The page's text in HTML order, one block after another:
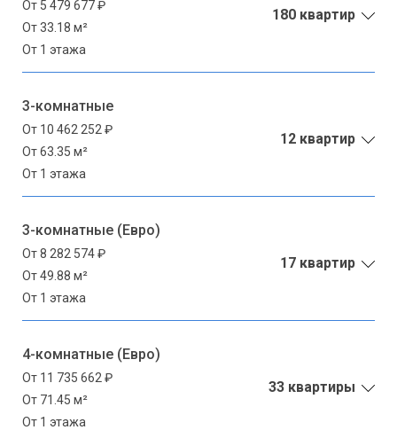
От 5 479 677 ₽
От 33.18 м²
От 1 этажа
180 квартир
3-комнатные
От 10 462 252 ₽
От 63.35 м²
От 1 этажа
12 квартир
3-комнатные (Евро)
От 8 282 574 ₽
От 49.88 м²
От 1 этажа
17 квартир
4-комнатные (Евро)
От 11 735 662 ₽
От 71.45 м²
От 1 этажа
33 квартиры